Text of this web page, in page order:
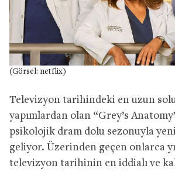
(Görsel: netflix)
Televizyon tarihindeki en uzun
yapımlardan olan “Grey’s
psikolojik dram dolu sezonuyla
geliyor. Üzerinden geçen onlarca
televizyon tarihinin en iddialı ve